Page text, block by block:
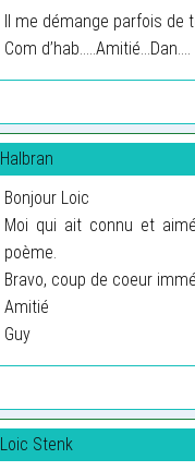
Il me démange parfois de
Com d’hab.....Amitié...Dan....
Halbran
Bonjour Loic
Moi qui ait connu et
poème.
Bravo, coup de coeur
Amitié
Guy
Loic Stenk